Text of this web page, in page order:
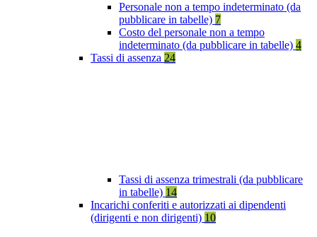
Personale non a tempo indeterminato (da
pubblicare in tabelle) 7
Costo del personale non a tempo
indeterminato (da pubblicare in tabelle) 4
Tassi di assenza 24
Tassi di assenza trimestrali (da pubblicare
in tabelle) 14
Incarichi conferiti e autorizzati ai dipendenti
(dirigenti e non dirigenti) 10